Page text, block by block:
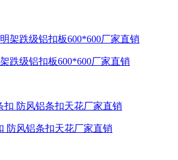
跌级铝扣板600*600厂家直销
防风铝条扣天花厂家直销